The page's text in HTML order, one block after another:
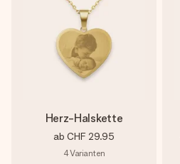
Herz-Halskette
ab CHF 29.95
4Varianten